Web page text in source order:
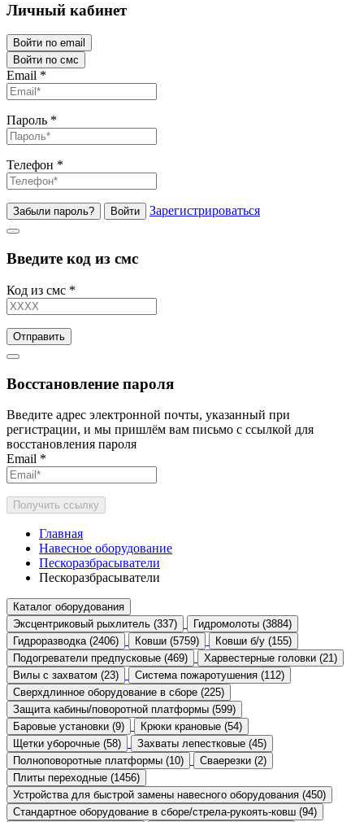
Личный кабинет
Войти по email
Войти по смс
Email *
Пароль *
Телефон *
Забыли пароль? Войти Зарегистрироваться
Введите код из смс
Код из смс *
Отправить
Восстановление пароля
Введите адрес электронной почты, указанный при
регистрации, и мы пришлём вам письмо с ссылкой для
восстановления пароля
Email *
Получить ссылку
Главная
Навесное оборудование
Пескоразбрасыватели
Пескоразбрасыватели
Каталог оборудования
Эксцентриковый рыхлитель (337)
Гидромолоты (3884)
Гидроразводка (2406)
Ковши (5759)
Ковши б/у (155)
Подогреватели предпусковые (469)
Харвестерные головки (21)
Вилы с захватом (23)
Система пожаротушения (112)
Сверхдлинное оборудование в сборе (225)
Защита кабины/поворотной платформы (599)
Баровые установки (9)
Крюки крановые (54)
Щетки уборочные (58)
Захваты лепестковые (45)
Полноповоротные платформы (10)
Сваерезки (2)
Плиты переходные (1456)
Устройства для быстрой замены навесного оборудования (450)
Стандартное оборудование в сборе/стрела-рукоять-ковш (94)